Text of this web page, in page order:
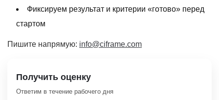
Фиксируем результат и критерии «готово» перед
стартом
Пишите напрямую: info@ciframe.com
Получить оценку
Ответим в течение рабочего дня